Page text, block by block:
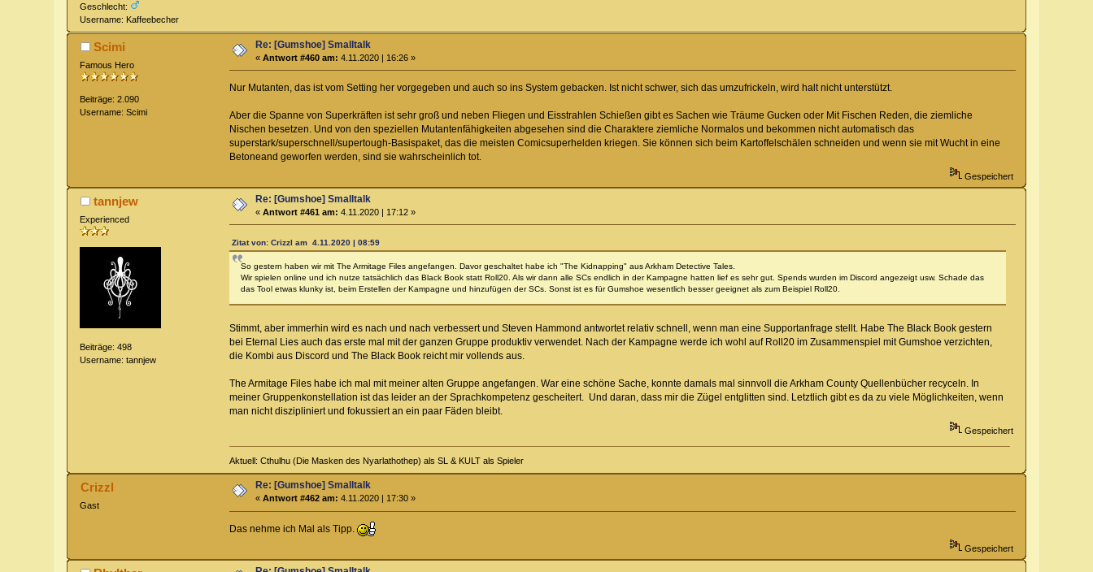
Geschlecht:
Username: Kaffeebecher
Scimi
Famous Hero
Beiträge: 2.090
Username: Scimi
Re: [Gumshoe] Smalltalk
«Antwort #460 am: 4.11.2020 | 16:26 »
Nur Mutanten, das ist vom Setting her vorgegeben und auch so ins System gebacken. Ist nicht schwer, sich das umzufrickeln, wird halt nicht unterstützt.
Aber die Spanne von Superkräften ist sehr groß und neben Fliegen und Eisstrahlen Schießen gibt es Sachen wie Träume Gucken oder Mit Fischen Reden, die ziemliche
Nischen besetzen. Und von den speziellen Mutantenfähigkeiten abgesehen sind die Charaktere ziemliche Normalos und bekommen nicht automatisch das
superstark/superschnell/supertough-Basispaket, das die meisten Comicsuperhelden kriegen. Sie können sich beim Kartoffelschälen schneiden und wenn sie mit Wucht in eine
Betoneand geworfen werden, sind sie wahrscheinlich tot.
Gespeichert
tannjew
Experienced
Beiträge: 498
Username: tannjew
Re: [Gumshoe] Smalltalk
«Antwort #461 am: 4.11.2020 | 17:12 »
Zitat von: Crizzl am 4.11.2020 | 08:59
So gestern haben wir mit The Armitage Files angefangen. Davor geschaltet habe ich "The Kidnapping" aus Arkham Detective Tales.
Wir spielen online und ich nutze tatsächlich das Black Book statt Roll20. Als wir dann alle SCs endlich in der Kampagne hatten lief es sehr gut. Spends wurden im Discord angezeigt usw. Schade das
das Tool etwas klunky ist, beim Erstellen der Kampagne und hinzufügen der SCs. Sonst ist es für Gumshoe wesentlich besser geeignet als zum Beispiel Roll20.
Stimmt, aber immerhin wird es nach und nach verbessert und Steven Hammond antwortet relativ schnell, wenn man eine Supportanfrage stellt. Habe The Black Book gestern
bei Eternal Lies auch das erste mal mit der ganzen Gruppe produktiv verwendet. Nach der Kampagne werde ich wohl auf Roll20 im Zusammenspiel mit Gumshoe verzichten,
die Kombi aus Discord und The Black Book reicht mir vollends aus.
The Armitage Files habe ich mal mit meiner alten Gruppe angefangen. War eine schöne Sache, konnte damals mal sinnvoll die Arkham County Quellenbücher recyceln. In
meiner Gruppenkonstellation ist das leider an der Sprachkompetenz gescheitert. Und daran, dass mir die Zügel entglitten sind. Letztlich gibt es da zu viele Möglichkeiten, wenn
man nicht diszipliniert und fokussiert an ein paar Fäden bleibt.
Gespeichert
Aktuell: Cthulhu (Die Masken des Nyarlathothep) als SL & KULT als Spieler
Crizzl
Gast
Re: [Gumshoe] Smalltalk
«Antwort #462 am: 4.11.2020 | 17:30 »
Das nehme ich Mal als Tipp.
Gespeichert